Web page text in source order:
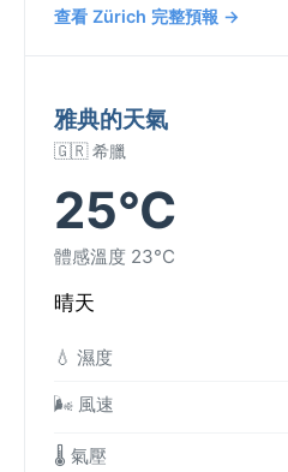
查看 Zürich 完整預報 →
雅典的天氣
🇬🇷 希臘
25°C
體感溫度 23°C
晴天
💧 濕度
🌬️ 風速
🌡️ 氣壓